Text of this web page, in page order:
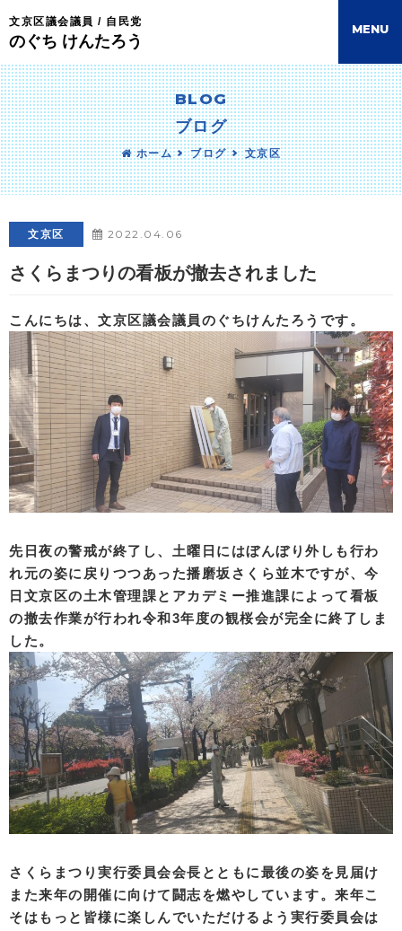
文京区議会議員 / 自民党
のぐち けんたろう
MENU
BLOG
ブログ
ホーム ブログ 文京区
文京区 2022.04.06
さくらまつりの看板が撤去されました
こんにちは、文京区議会議員のぐちけんたろうです。
先日夜の警戒が終了し、土曜日にはぼんぼり外しも行わ
れ元の姿に戻りつつあった播磨坂さくら並木ですが、今
日文京区の土木管理課とアカデミー推進課によって看板
の撤去作業が行われ令和3年度の観桜会が完全に終了しま
した。
さくらまつり実行委員会会長とともに最後の姿を見届け
また来年の開催に向けて闘志を燃やしています。来年こ
そはもっと皆様に楽しんでいただけるよう実行委員会は